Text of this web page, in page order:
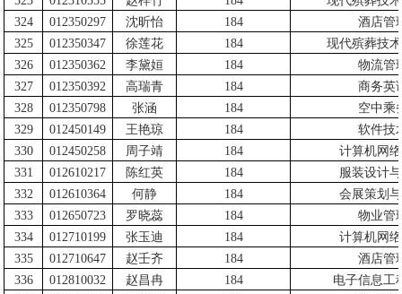
324
012350297 沈昕怡 184
酒店管
325
012350347 徐莲花 184
现代殡葬技
326
012350362 李黛姮 184
物流管
327
012350392 高瑞青 184
商务英
328
012350798 张涵 184
空中乘
329
012450149 王艳琼 184
软件技
330
012450258 周子靖 184
计算机网
331
012610217 陈红英 184
服装设计
332
012610364 何静 184
会展策划
333
012650723 罗晓蕊 184
物业管
334
012710199 张玉迪 184
计算机网
335
012710647 赵壬齐 184
酒店管
336
012810032 赵昌冉 184
电子信息工